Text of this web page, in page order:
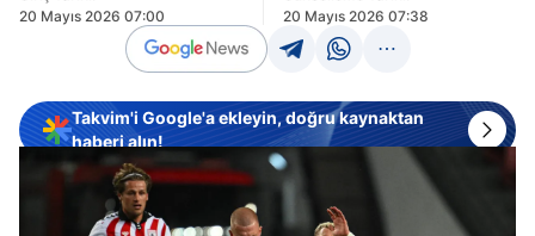
20 Mayıs 2026 07:00
20 Mayıs 2026 07:38
Takvim'i Google'a ekleyin, doğru kaynaktan
haberi alın!